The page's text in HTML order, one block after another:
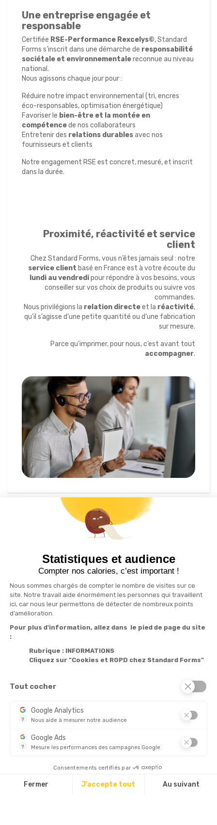
Une entreprise engagée et
responsable
Certifiée RSE-Performance Rexcelys©, Standard
Forms s’inscrit dans une démarche de responsabilité
sociétale et environnementalereconnue au niveau
national.
Nous agissons chaque jour pour :
Réduire notre impact environnemental (tri, encres
éco-responsables, optimisation énergétique)
Favoriser le bien-être et la montée en
compétencede nos collaborateurs
Entretenir des relations durablesavec nos
fournisseurs et clients
Notre engagement RSE est concret, mesuré, et inscrit
dans la durée.
Proximité, réactivité et service
client
Chez Standard Forms, vous n’êtes jamais seul : notre
service client basé en France est à votre écoute du
lundi au vendredipour répondre à vos besoins, vous
conseiller sur vos choix de produits ou suivre vos
commandes.
Nous privilégions la relation directeet la réactivité,
qu’il s’agisse d’une petite quantité ou d’une fabrication
sur mesure.
Parce qu’imprimer, pour nous, c’est avant tout
accompagner.
Recevez nos actualités par e-mail en vous abonnant
Informations
Produits 
Notre société
Statistiques et audience
Compter nos calories, c’est important !
Nous sommes chargés de compter le nombre de visites sur ce
site. Notre travail aide énormément les personnes qui travaillent
ici, car nous leur permettons de détecter de nombreux points
d’amélioration.
Pour plus d'information, allez dans le pied de page du site
:
Rubrique : INFORMATIONS
Cliquez sur "Cookies et RGPD chez Standard Forms"
Tout cocher
?
Google Analytics
Nous aide à mesurer notre audience
?
Google Ads
Mesure les performances des campagnes Google
Consentements certifiés par
Fermer J'accepte tout Au suivant